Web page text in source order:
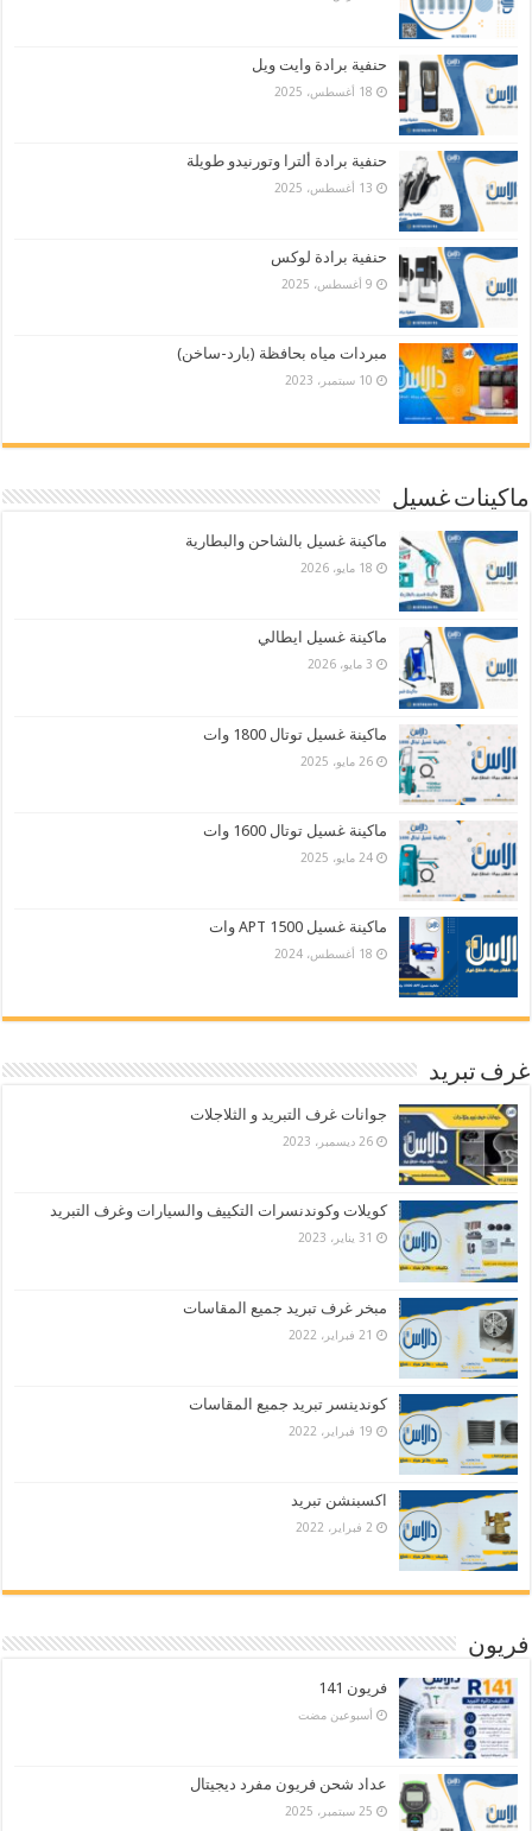
حنفية برادة وايت ويل
18 أغسطس، 2025
حنفية برادة ألترا وتورنيدو طويلة
13 أغسطس، 2025
حنفية برادة لوكس
9 أغسطس، 2025
مبردات مياه بحافظة (بارد-ساخن)
10 سبتمبر، 2023
ماكينات غسيل
ماكينة غسيل بالشاحن والبطارية
18 مايو، 2026
ماكينة غسيل ايطالي
3 مايو، 2026
ماكينة غسيل توتال 1800 وات
26 مايو، 2025
ماكينة غسيل توتال 1600 وات
24 مايو، 2025
ماكينة غسيل APT 1500 وات
18 أغسطس، 2024
غرف تبريد
جوانات غرف التبريد و الثلاجلات
26 ديسمبر، 2023
كويلات وكوندنسرات التكييف والسيارات وغرف التبريد
31 يناير، 2023
مبخر غرف تبريد جميع المقاسات
21 فبراير، 2022
كوندينسر تبريد جميع المقاسات
19 فبراير، 2022
اكسبنشن تبريد
2 فبراير، 2022
فريون
فريون 141
‏أسبوعين مضت
عداد شحن فريون مفرد ديجيتال
25 سبتمبر، 2025